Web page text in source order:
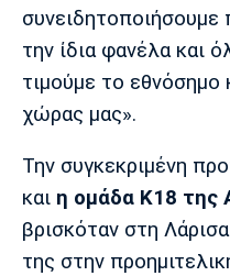
Μονακό
την ίδια φανέλα και
τιμούμε το εθνόσημο
χώρας μας».
Την συγκεκριμένη
και η ομάδα Κ18 της
βρισκόταν στη
της στην